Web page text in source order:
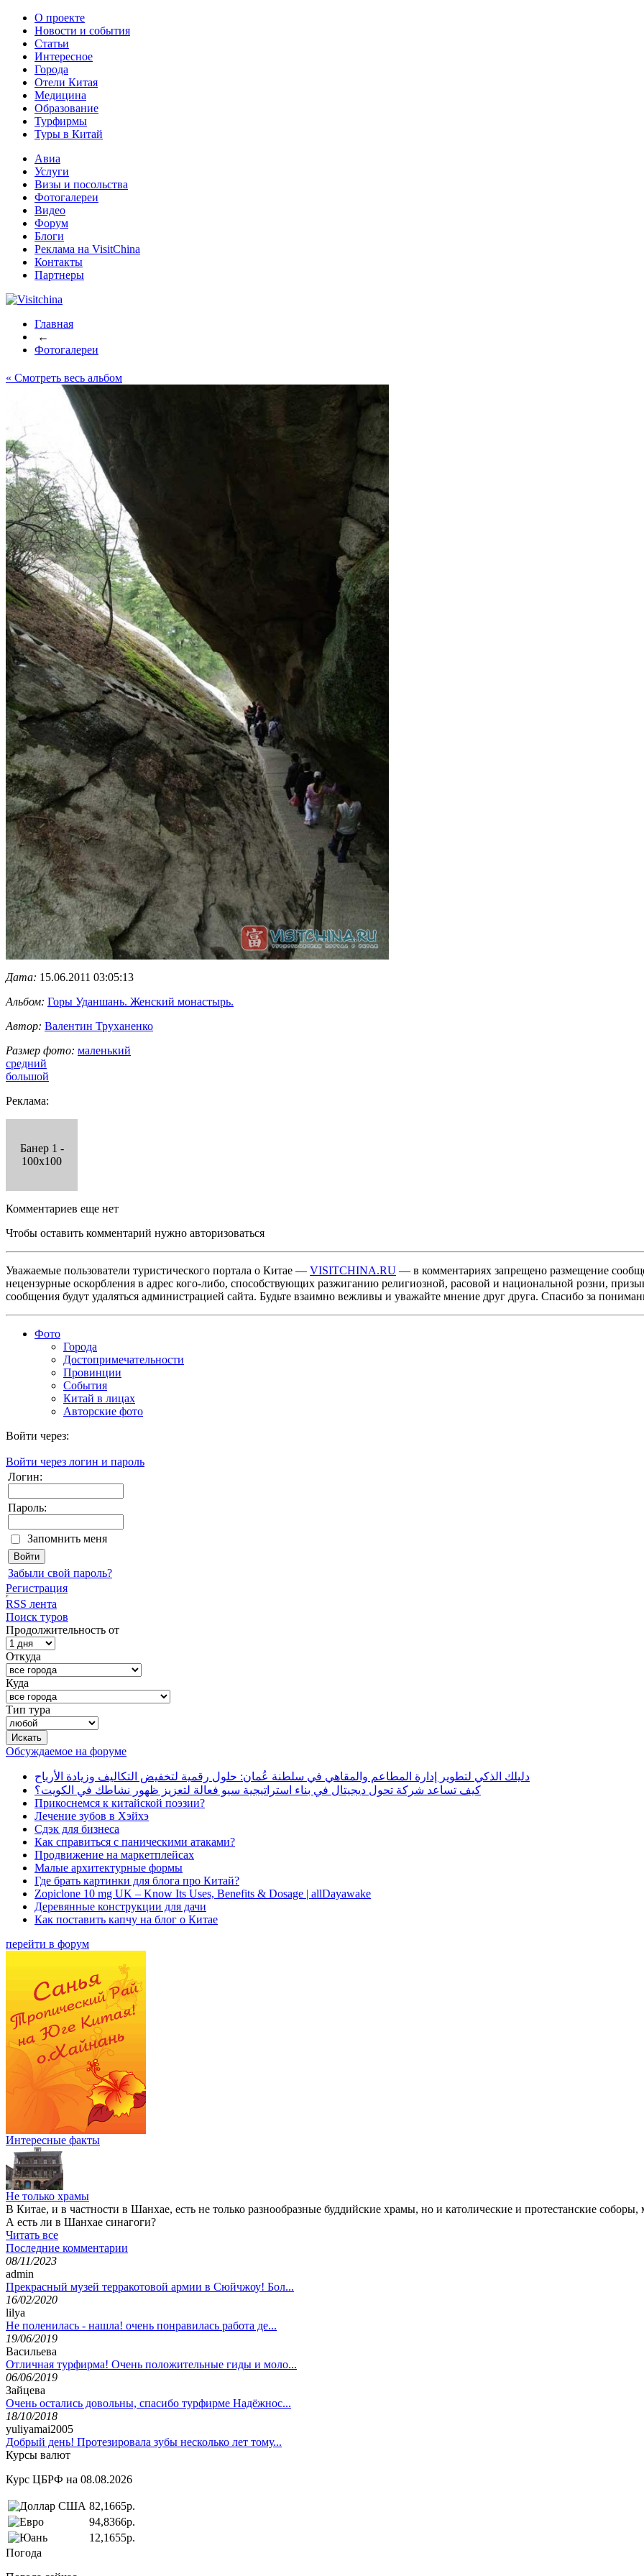
О проекте
Новости и события
Статьи
Интересное
Города
Отели Китая
Медицина
Образование
Турфирмы
Туры в Китай
Авиа
Услуги
Визы и посольства
Фотогалереи
Видео
Форум
Блоги
Реклама на VisitChina
Контакты
Партнеры
Главная
←
Фотогалереи
« Cмотреть весь альбом
Дата: 15.06.2011 03:05:13
Альбом: Горы Уданшань. Женский монастырь.
Автор: Валентин Труханенко
Размер фото: маленький
средний
большой
Реклама:
Банер 1 -
100x100
Комментариев еще нет
Чтобы оставить комментарий нужно авторизоваться
Уважаемые пользователи туристического портала о Китае — VISITCHINA.RU — в комментариях запрещено размещение
нецензурные оскорбления в адрес кого-либо, способствующих разжиганию религиозной, расовой и национальной розни,
сообщения будут удаляться администрацией сайта. Будьте взаимно вежливы и уважайте мнение друг друга. Спасибо за
Фото
Города
Достопримечательности
Провинции
События
Китай в лицах
Авторские фото
Войти через:
Войти через логин и пароль
Логин:
Пароль:
Запомнить меня
Забыли свой пароль?
Регистрация
RSS лента
Поиск туров
Продолжительность от
Откуда
Куда
Тип тура
Обсуждаемое на форуме
دليلك الذكي لتطوير إدارة المطاعم والمقاهي في سلطنة عُمان: حلول رقمية لتخفيض التكاليف وزيادة الأرباح
كيف تساعد شركة تحول ديجيتال في بناء استراتيجية سيو فعالة لتعزيز ظهور نشاطك في الكويت؟
Прикоснемся к китайской поэзии?
Лечение зубов в Хэйхэ
Сдэк для бизнеса
Как справиться с паническими атаками?
Продвижение на маркетплейсах
Малые архитектурные формы
Где брать картинки для блога про Китай?
Zopiclone 10 mg UK – Know Its Uses, Benefits & Dosage | allDayawake
Деревянные конструкции для дачи
Как поставить капчу на блог о Китае
перейти в форум
Интересные факты
Не только храмы
В Китае, и в частности в Шанхае, есть не только разнообразные буддийские храмы, но и католические и протестанские соборы,
А есть ли в Шанхае синагоги?
Читать все
Последние комментарии
08/11/2023
admin
Прекрасный музей терракотовой армии в Сюйчжоу! Бол...
16/02/2020
lilya
Не поленилась - нашла! очень понравилась работа де...
19/06/2019
Васильева
Отличная турфирма! Очень положительные гиды и моло...
06/06/2019
Зайцева
Очень остались довольны, спасибо турфирме Надёжнос...
18/10/2018
yuliyamai2005
Добрый день! Протезировала зубы несколько лет тому...
Курсы валют
Курс ЦБРФ на 08.08.2026
82,1665р.
94,8366р.
12,1655р.
Погода